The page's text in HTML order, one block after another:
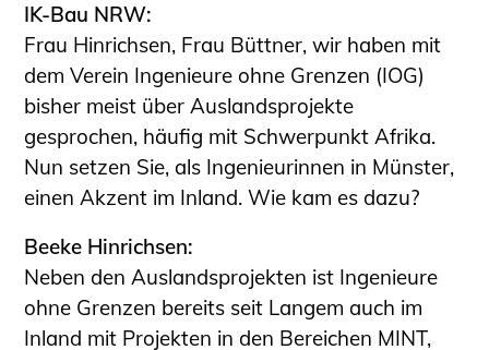
Funktionsprüfung privater
Abwasserleitungen
Vereinbarungen mit
Ingenieurkammern
Büronachfolge
Zusatzqualifikationen
Geschützter Bereich
Informationen für Auftraggeber und
Verbraucher
Ingenieursuche (Mitglieder der IK-Bau
NRW)
IK-Bau NRW:
Frau Hinrichsen, Frau Büttner, wir haben mit
dem Verein Ingenieure ohne Grenzen (IOG)
bisher meist über Auslandsprojekte
gesprochen, häufig mit Schwerpunkt Afrika.
Nun setzen Sie, als Ingenieurinnen in Münster,
einen Akzent im Inland. Wie kam es dazu?
Beeke Hinrichsen:
Neben den Auslandsprojekten ist Ingenieure
ohne Grenzen bereits seit Langem auch im
Inland mit Projekten in den Bereichen MINT,